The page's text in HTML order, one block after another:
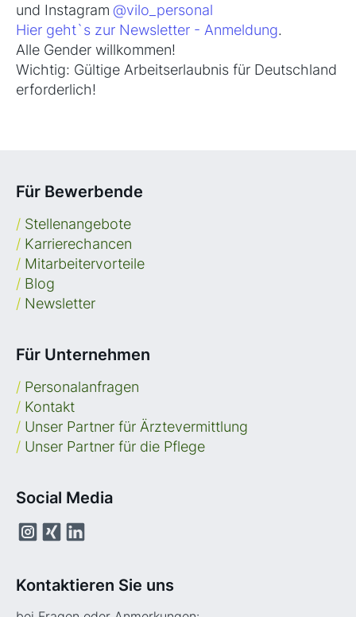
und Instagram @vilo_personal
Hier geht`s zur Newsletter - Anmeldung.
Alle Gender willkommen!
Wichtig: Gültige Arbeitserlaubnis für Deutschland
erforderlich!
Für Bewerbende
/ Stellenangebote
/ Karrierechancen
/ Mitarbeitervorteile
/ Blog
/ Newsletter
Für Unternehmen
/ Personalanfragen
/ Kontakt
/ Unser Partner für Ärztevermittlung
/ Unser Partner für die Pflege
Social Media
Kontaktieren Sie uns